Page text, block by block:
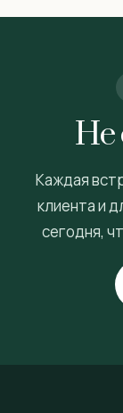
Не
Каждая
клиента и
сегодня,